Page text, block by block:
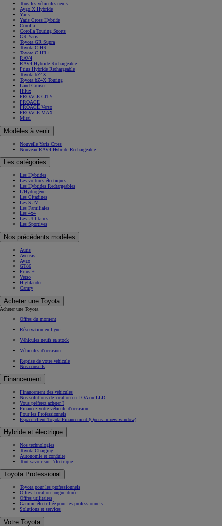
Tous les véhicules neufs
Aygo X Hybride
Yaris
Yaris Cross Hybride
Corolla
Corolla Touring Sports
GR Yaris
Toyota GR Supra
Toyota C-HR
Toyota C-HR+
RAV4
RAV4 Hybride Rechargeable
Prius Hybride Rechargeable
Toyota bZ4X
Toyota bZ4X Touring
Land Cruiser
Hilux
PROACE CITY
PROACE
PROACE Verso
PROACE MAX
Mirai
Modèles à venir
Nouvelle Yaris Cross
Nouveau RAV4 Hybride Rechargeable
Les catégories
Les Hybrides
Les voitures électriques
Les Hybrides Rechargeables
L'Hydrogène
Les Citadines
Les SUV
Les Familiales
Les 4x4
Les Utilitaires
Les Sportives
Nos précédents modèles
Auris
Avensis
Aygo
GT86
Prius +
Verso
Highlander
Camry
Acheter une Toyota
Acheter une Toyota
Offres du moment
Réservation en ligne
Véhicules neufs en stock
Véhicules d'occasion
Reprise de votre véhicule
Nos conseils
Financement
Financement des véhicules
Nos solutions de location en LOA ou LLD
Vous préférez acheter ?
Financez votre véhicule d'occasion
Pour les Professionnels
Espace client Toyota Financement (Opens in new window)
Hybride et électrique
Nos technologies
Toyota Charging
Autonomie et conduite
Tout savoir sur l’électrique
Toyota Professional
Toyota pour les professionnels
Offres Location longue durée
Offres utilitaires
Gamme électrifiée pour les professionnels
Solutions et services
Votre Toyota